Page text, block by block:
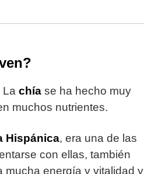
La chía se ha hecho muy
muchos nutrientes.
Hispánica, era una de las
con ellas, también
mucha energía y vitalidad y